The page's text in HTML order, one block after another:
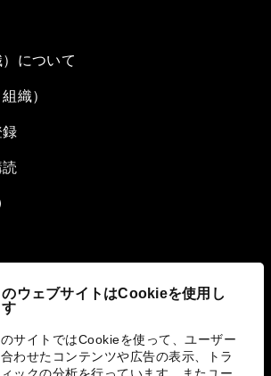
のウェブサイトはCookieを使用し
す
サイトではCookieを使って、ユーザー
わせたコンテンツや広告の表示、トラ
について
織）
の取り組み
)